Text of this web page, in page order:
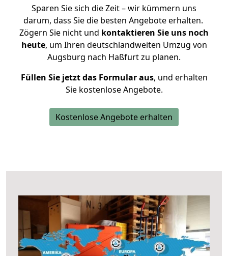
Sparen Sie sich die Zeit – wir kümmern uns
darum, dass Sie die besten Angebote erhalten.
Zögern Sie nicht und kontaktieren Sie uns noch
heute, um Ihren deutschlandweiten Umzug von
Augsburg nach Haßfurt zu planen.
Füllen Sie jetzt das Formular aus, und erhalten
Sie kostenlose Angebote.
Kostenlose Angebote erhalten